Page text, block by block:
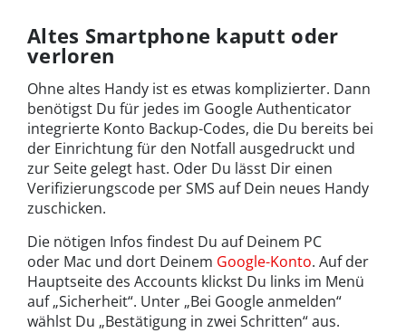
Altes Smartphone kaputt oder
verloren
Ohne altes Handy ist es etwas komplizierter. Dann
benötigst Du für jedes im Google Authenticator
integrierte Konto Backup-Codes, die Du bereits bei
der Einrichtung für den Notfall ausgedruckt und
zur Seite gelegt hast. Oder Du lässt Dir einen
Verifizierungscode per SMS auf Dein neues Handy
zuschicken.
Die nötigen Infos findest Du auf Deinem PC
oder Mac und dort Deinem Google-Konto. Auf der
Hauptseite des Accounts klickst Du links im Menü
auf „Sicherheit“. Unter „Bei Google anmelden“
wählst Du „Bestätigung in zwei Schritten“ aus.